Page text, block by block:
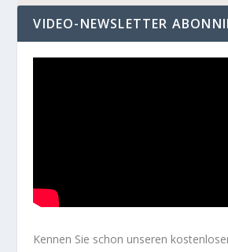
VIDEO-NEWSLETTER
Kennen Sie schon unseren